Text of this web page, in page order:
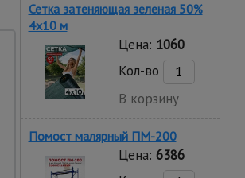
Сетка затеняющая зеленая 50%
4х10 м
Цена: 1060
Кол-во
В корзину
Помост малярный ПМ-200
Цена: 6386